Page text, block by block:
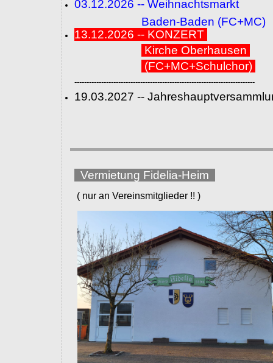
03.12.2026 -- Weihnachtsmarkt
Baden-Baden (FC+MC)
13.12.2026 -- KONZERT
Kirche Oberhausen
(FC+MC+Schulchor)
--------------------------------------------------------------------------
19.03.2027 --
Vermietung Fidelia-Heim
( nur an Vereinsmitglieder !! )